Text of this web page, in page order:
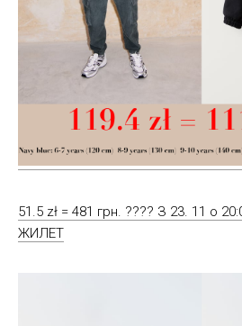
51.5 zł = 481 грн. ???? З 23. 11 о
ЖИЛЕТ